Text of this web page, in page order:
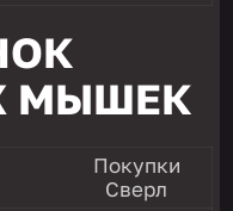
МЫШЕК
Покупки
Сверл